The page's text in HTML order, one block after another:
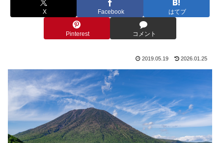
X Facebook はてブ
Pinterest コメント
2019.05.19 2026.01.25